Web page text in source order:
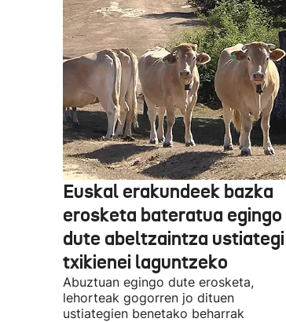
Euskal erakundeek bazka
erosketa bateratua egingo
dute abeltzaintza ustiategi
txikienei laguntzeko
Abuztuan egingo dute erosketa,
lehorteak gogorren jo dituen
ustiategien benetako beharrak